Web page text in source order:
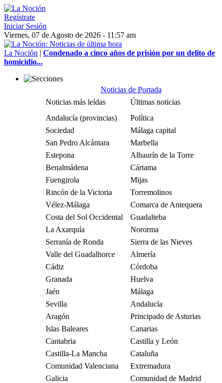
Regístrate
Iniciar Sesión
Viernes, 07 de Agosto de 2026 - 11:57 am
La Noción | Condenado a cinco años de prisión por un delito de
homicidio...
Noticias de Portada
Noticias más leídas
Últimas noticias
Andalucía (provincias)
Política
Sociedad
Málaga capital
San Pedro Alcántara
Marbella
Estepona
Alhaurín de la Torre
Benalmádena
Cártama
Fuengirola
Mijas
Rincón de la Victoria
Torremolinos
Vélez-Málaga
Comarca de Antequera
Costa del Sol Occidental
Guadalteba
La Axarquía
Nororma
Serranía de Ronda
Sierra de las Nieves
Valle del Guadalhorce
Almería
Cádiz
Córdoba
Granada
Huelva
Jaén
Málaga
Sevilla
Andalucía
Aragón
Principado de Asturias
Islas Baleares
Canarias
Cantabria
Castilla y León
Castilla-La Mancha
Cataluña
Comunidad Valenciana
Extremadura
Galicia
Comunidad de Madrid